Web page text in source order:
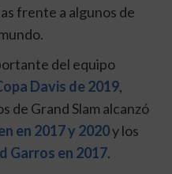
frente a algunos de
del equipo
Davis de 2019,
de Grand Slam alcanzó
en 2017 y 2020y los
Garros en 2017.